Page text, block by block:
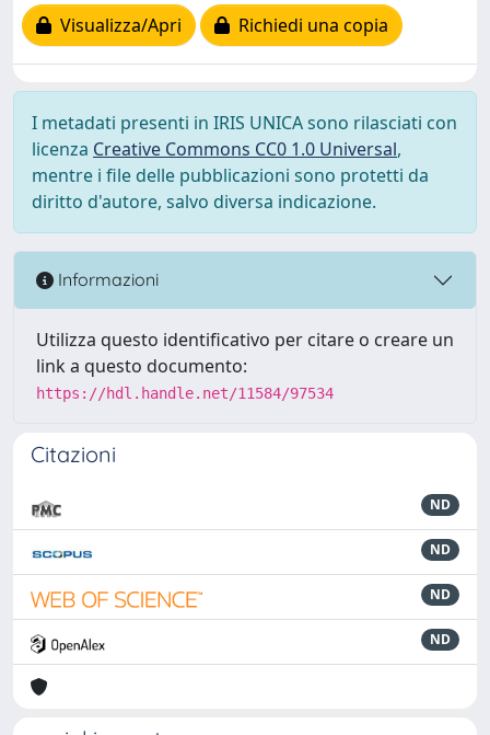
Visualizza/Apri
Richiedi una copia
I metadati presenti in IRIS UNICA sono rilasciati con
licenza Creative Commons CC0 1.0 Universal,
mentre i file delle pubblicazioni sono protetti da
diritto d'autore, salvo diversa indicazione.
Informazioni
Utilizza questo identificativo per citare o creare un
link a questo documento:
https://hdl.handle.net/11584/97534
Citazioni
ND
ND
ND
ND